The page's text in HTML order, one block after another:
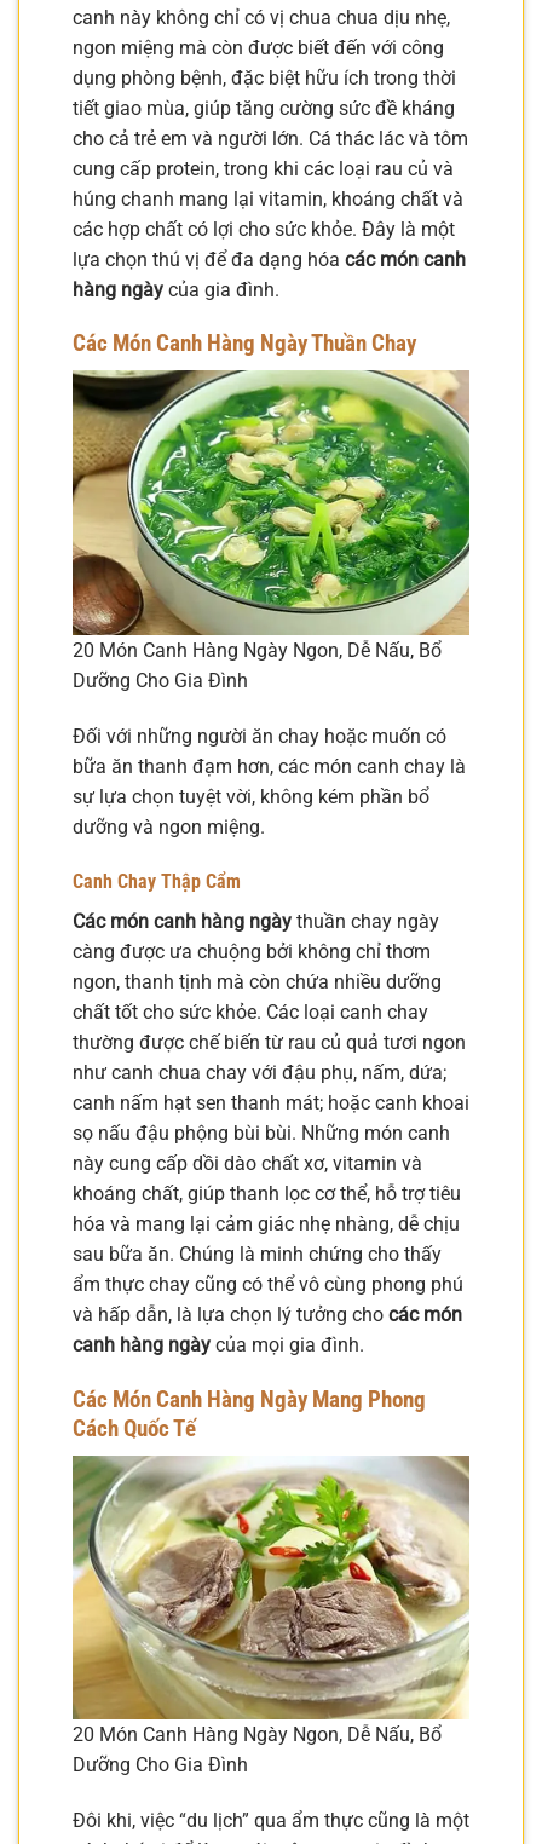
canh này không chỉ có vị chua chua dịu nhẹ,
ngon miệng mà còn được biết đến với công
dụng phòng bệnh, đặc biệt hữu ích trong thời
tiết giao mùa, giúp tăng cường sức đề kháng
cho cả trẻ em và người lớn. Cá thác lác và tôm
cung cấp protein, trong khi các loại rau củ và
húng chanh mang lại vitamin, khoáng chất và
các hợp chất có lợi cho sức khỏe. Đây là một
lựa chọn thú vị để đa dạng hóa các món canh
hàng ngày của gia đình.
Các Món Canh Hàng Ngày Thuần Chay
20 Món Canh Hàng Ngày Ngon, Dễ Nấu, Bổ
Dưỡng Cho Gia Đình
Đối với những người ăn chay hoặc muốn có
bữa ăn thanh đạm hơn, các món canh chay là
sự lựa chọn tuyệt vời, không kém phần bổ
dưỡng và ngon miệng.
Canh Chay Thập Cẩm
Các món canh hàng ngày thuần chay ngày
càng được ưa chuộng bởi không chỉ thơm
ngon, thanh tịnh mà còn chứa nhiều dưỡng
chất tốt cho sức khỏe. Các loại canh chay
thường được chế biến từ rau củ quả tươi ngon
như canh chua chay với đậu phụ, nấm, dứa;
canh nấm hạt sen thanh mát; hoặc canh khoai
sọ nấu đậu phộng bùi bùi. Những món canh
này cung cấp dồi dào chất xơ, vitamin và
khoáng chất, giúp thanh lọc cơ thể, hỗ trợ tiêu
hóa và mang lại cảm giác nhẹ nhàng, dễ chịu
sau bữa ăn. Chúng là minh chứng cho thấy
ẩm thực chay cũng có thể vô cùng phong phú
và hấp dẫn, là lựa chọn lý tưởng cho các món
canh hàng ngày của mọi gia đình.
Các Món Canh Hàng Ngày Mang Phong
Cách Quốc Tế
20 Món Canh Hàng Ngày Ngon, Dễ Nấu, Bổ
Dưỡng Cho Gia Đình
Đôi khi, việc “du lịch” qua ẩm thực cũng là một